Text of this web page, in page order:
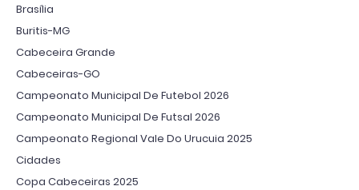
Brasília
Buritis-MG
Cabeceira Grande
Cabeceiras-GO
Campeonato Municipal De Futebol 2026
Campeonato Municipal De Futsal 2026
Campeonato Regional Vale Do Urucuia 2025
Cidades
Copa Cabeceiras 2025